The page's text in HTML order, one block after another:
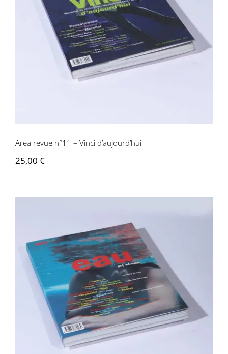
Area revue n°11 – Vinci d’aujourd’hui
Area revue n°11 – Vinci d’aujourd’hui
25,00 €
Area revue n°12 – Eau